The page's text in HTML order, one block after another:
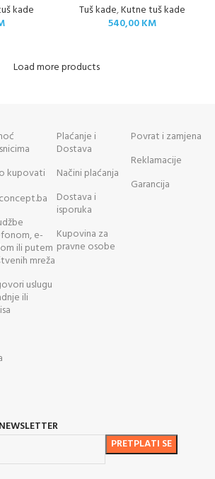
kade
Tuš kade,Kutne tuš kade
540,00KM
Load more products
kupovati
e-
ili putem
mreža
uslugu
ili
Plaćanje i
Dostava
Načini plaćanja
Dostava i
isporuka
Kupovina za
pravne osobe
Povrat i zamjena
Reklamacije
Garancija